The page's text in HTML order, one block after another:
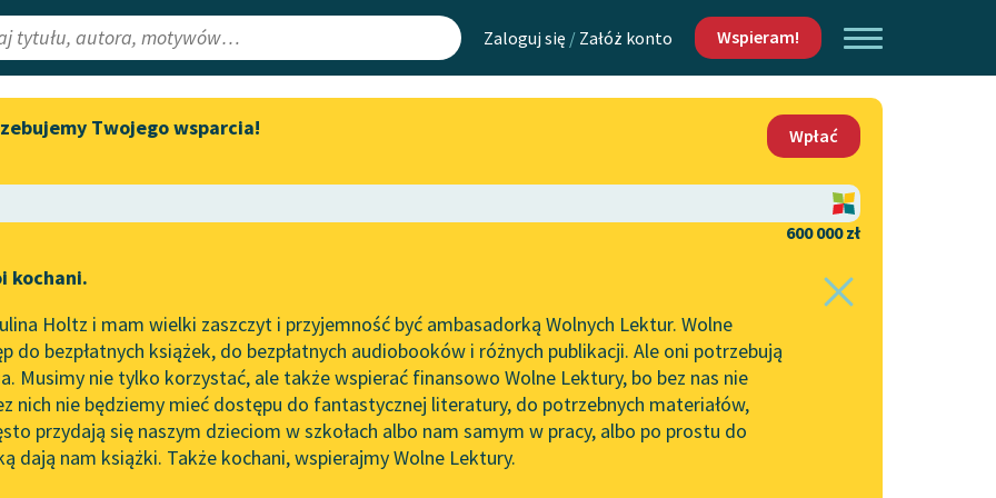
Zaloguj się / Załóż konto Wspieram!
Lektury
redakcyjne
Aktualności
„Prokurator Alicja Horn” do
literatury skandynawskiej
Spotkanie z Katarzyną Tunkiel
w Oslo
102. lata temu zmarł Joseph
Conrad
Mapa Wolnych Lektur
Leśmianator
API
OAI-PMH
Widget Wolnych Lektur
Kontakt
O projekcie
Zasady wykorzystania
Wolnych Lektur
Logotypy
Materiały promocyjne
Twojego wsparcia!
Wpłać
600 000 zł
kochani.
Holtz i mam wielki zaszczyt i przyjemność być ambasadorką Wolnych Lektur. Wolne
do bezpłatnych książek, do bezpłatnych audiobooków i różnych publikacji. Ale oni potrzebują
Musimy nie tylko korzystać, ale także wspierać finansowo Wolne Lektury, bo bez nas nie
nich nie będziemy mieć dostępu do fantastycznej literatury, do potrzebnych materiałów,
przydają się naszym dzieciom w szkołach albo nam samym w pracy, albo po prostu do
dają nam książki. Także kochani, wspierajmy Wolne Lektury.
✖ Henryk Sienkiewicz✖